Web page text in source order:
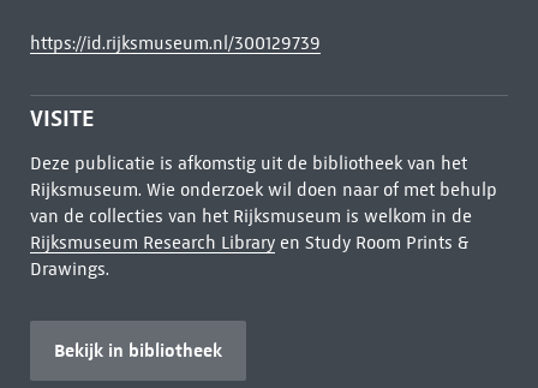
https://id.rijksmuseum.nl/300129739
VISITE
Deze publicatie is afkomstig uit de bibliotheek van het
Rijksmuseum. Wie onderzoek wil doen naar of met behulp
van de collecties van het Rijksmuseum is welkom in de
Rijksmuseum Research Libraryen Study Room Prints &
Drawings.
Bekijk in bibliotheek